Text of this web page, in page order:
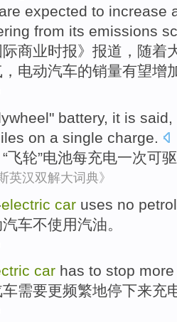
expected to increase
from its emissions
际商业时报》报道， 随着
， 电动汽车的销量有望增
" battery, it is said,
on a single charge.
“飞轮”电池每充电一次可
英汉双解大词典》
electric car uses no
车不使用汽油。
car has to stop
需要更频繁地停下来充